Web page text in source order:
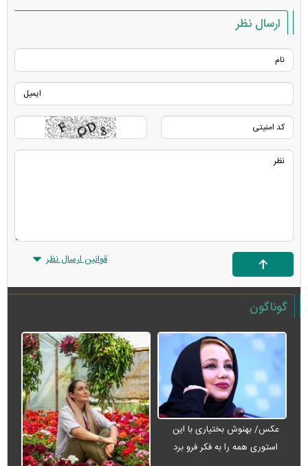
ارسال نظر
قوانین ارسال نظر
گوناگون
عکس/ بهنوش بختیاری با این
استوری همه را به فکر فرو برد